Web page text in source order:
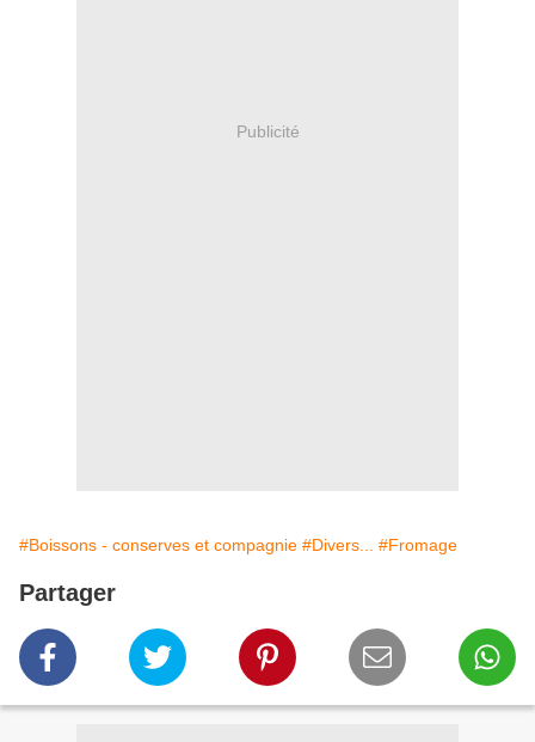
Publicité
#Boissons - conserves et compagnie #Divers... #Fromage
Partager